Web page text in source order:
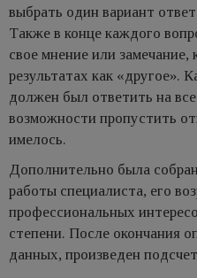
выбрать один вариант
Также в конце каждого
свое мнение или замечание,
результатах как «другое».
должен был ответить на
возможности пропустить
имелось.
Дополнительно была
работы специалиста, его
профессиональных
степени. После окончания
данных, произведен